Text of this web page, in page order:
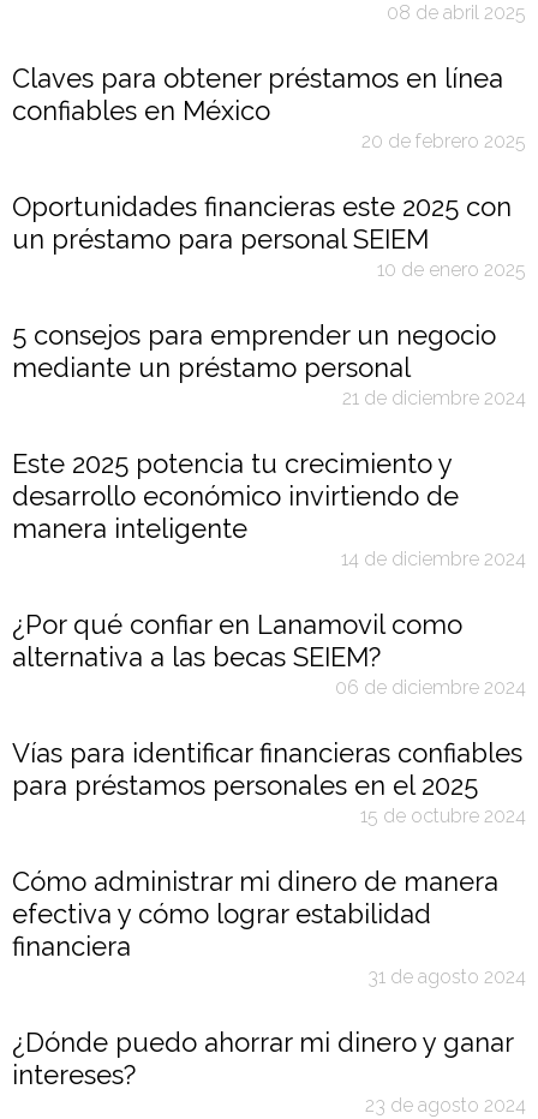
08 de abril 2025
Claves para obtener préstamos en línea
confiables en México
20 de febrero 2025
Oportunidades financieras este 2025 con
un préstamo para personal SEIEM
10 de enero 2025
5 consejos para emprender un negocio
mediante un préstamo personal
21 de diciembre 2024
Este 2025 potencia tu crecimiento y
desarrollo económico invirtiendo de
manera inteligente
14 de diciembre 2024
¿Por qué confiar en Lanamovil como
alternativa a las becas SEIEM?
06 de diciembre 2024
Vías para identificar financieras confiables
para préstamos personales en el 2025
15 de octubre 2024
Cómo administrar mi dinero de manera
efectiva y cómo lograr estabilidad
financiera
31 de agosto 2024
¿Dónde puedo ahorrar mi dinero y ganar
intereses?
23 de agosto 2024